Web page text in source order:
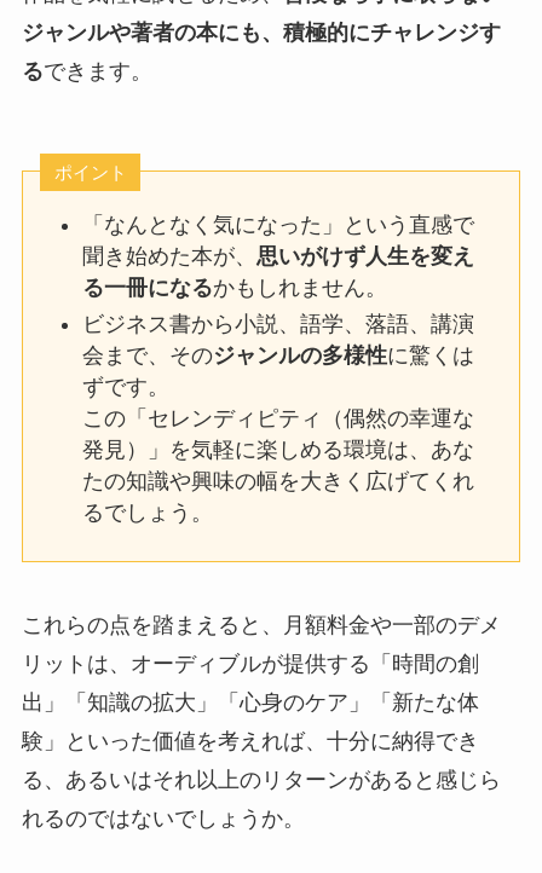
ジャンルや著者の本にも、積極的にチャレンジす
るできます。
ポイント
「なんとなく気になった」という直感で
聞き始めた本が、思いがけず人生を変え
る一冊になるかもしれません。
ビジネス書から小説、語学、落語、講演
会まで、そのジャンルの多様性に驚くは
ずです。
この「セレンディピティ（偶然の幸運な
発見）」を気軽に楽しめる環境は、あな
たの知識や興味の幅を大きく広げてくれ
るでしょう。
これらの点を踏まえると、月額料金や一部のデメ
リットは、オーディブルが提供する「時間の創
出」「知識の拡大」「心身のケア」「新たな体
験」といった価値を考えれば、十分に納得でき
る、あるいはそれ以上のリターンがあると感じら
れるのではないでしょうか。